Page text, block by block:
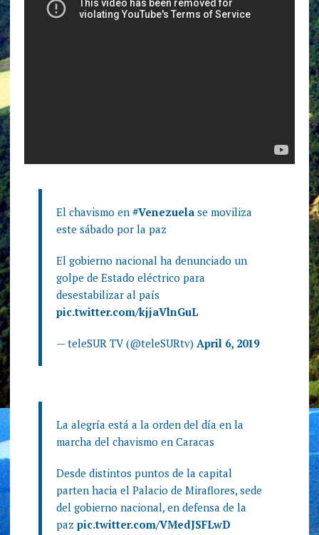
El chavismo en #Venezuelase moviliza
este sábado por la paz
El gobierno nacional ha denunciado un
golpe de Estado eléctrico para
desestabilizar al país
pic.twitter.com/kjjaVlnGuL
— teleSUR TV (@teleSURtv) April 6, 2019
La alegría está a la orden del día en la
marcha del chavismo en Caracas
Desde distintos puntos de la capital
parten hacia el Palacio de Miraflores, sede
del gobierno nacional, en defensa de la
paz pic.twitter.com/VMedJSFLwD